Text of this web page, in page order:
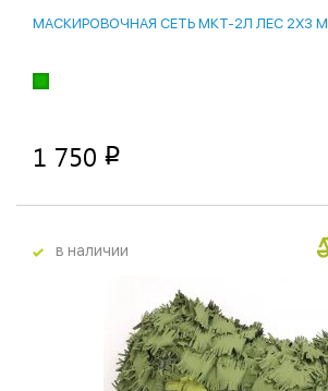
МАСКИРОВОЧНАЯ СЕТЬ МКТ-2Л ЛЕС 2Х3 М
1 750 p
в наличии
лидер продаж